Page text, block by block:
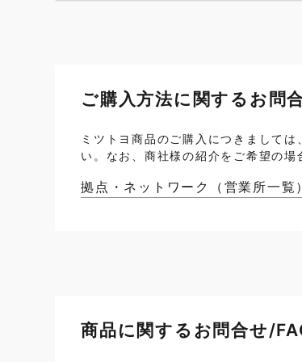
ご購入方法に関するお問
ミツトヨ商品のご購入につきまして
い。なお、商社様の紹介をご希望の場
拠点・ネットワーク（営業所一覧）
商品に関するお問合せ/